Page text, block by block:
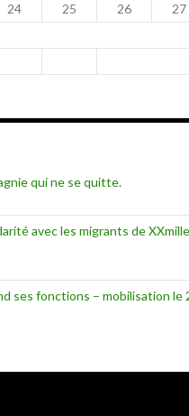
24 25 26 27
qui ne se quitte.
avec les migrants de
ses fonctions – mobilisation le